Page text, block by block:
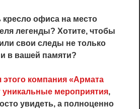
кресло офиса на место
легенды? Хотите, чтобы
свои следы не только
в вашей памяти?
компани я «Армата
уникальные мероприятия,
увидеть, а полноценно